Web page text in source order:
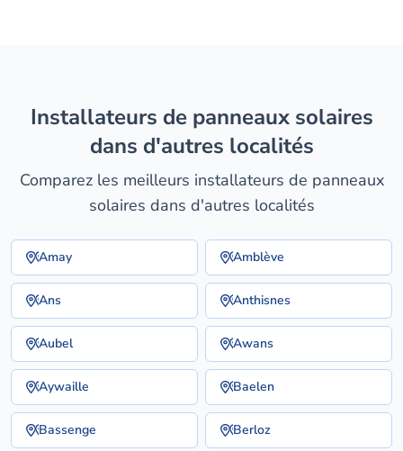
installateurs de panneaux solaires
dans d'autres localités
Comparez les meilleurs installateurs de panneaux
solaires dans d'autres localités
Amay Amblève
Ans Anthisnes
Aubel Awans
Aywaille Baelen
Bassenge Berloz